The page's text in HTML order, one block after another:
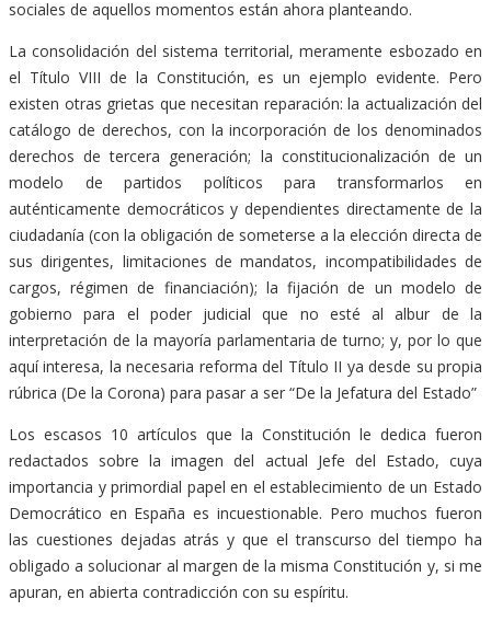
sociales de aquellos momentos están ahora planteando.
La consolidación del sistema territorial, meramente esbozado en
el Título VIII de la Constitución, es un ejemplo evidente. Pero
existen otras grietas que necesitan reparación: la actualización del
catálogo de derechos, con la incorporación de los denominados
derechos de tercera generación; la constitucionalización de un
modelo de partidos políticos para transformarlos en
auténticamente democráticos y dependientes directamente de la
ciudadanía (con la obligación de someterse a la elección directa de
sus dirigentes, limitaciones de mandatos, incompatibilidades de
cargos, régimen de financiación); la fijación de un modelo de
gobierno para el poder judicial que no esté al albur de la
interpretación de la mayoría parlamentaria de turno; y, por lo que
aquí interesa, la necesaria reforma del Título II ya desde su propia
rúbrica (De la Corona) para pasar a ser “De la Jefatura del Estado”
Los escasos 10 artículos que la Constitución le dedica fueron
redactados sobre la imagen del actual Jefe del Estado, cuya
importancia y primordial papel en el establecimiento de un Estado
Democrático en España es incuestionable. Pero muchos fueron
las cuestiones dejadas atrás y que el transcurso del tiempo ha
obligado a solucionar al margen de la misma Constitución y, si me
apuran, en abierta contradicción con su espíritu.